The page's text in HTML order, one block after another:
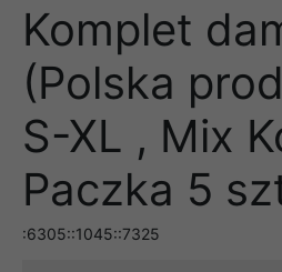
Komplet
(Polska
S-XL , Mix
Paczka 5
:6305::1045::7325